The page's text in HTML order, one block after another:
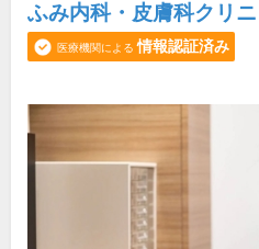
ふみ内科・皮膚科クリ
医療機関による 情報認証済み